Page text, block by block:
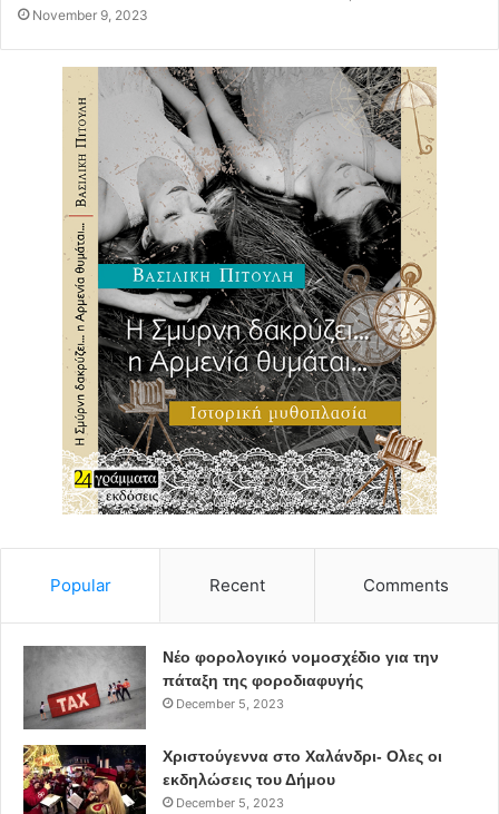
November 9, 2023
Popular Recent Comments
Νέο φορολογικό νομοσχέδιο για την
πάταξη της φοροδιαφυγής
December 5, 2023
Χριστούγεννα στο Χαλάνδρι- Ολες οι
εκδηλώσεις του Δήμου
December 5, 2023